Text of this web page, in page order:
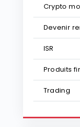
Crypto
Devenir
ISR
Produits
Trading